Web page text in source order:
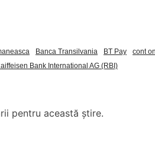
Banca Transilvania BT Pay cont
Bank International AG (RBI)
pentru această știre.